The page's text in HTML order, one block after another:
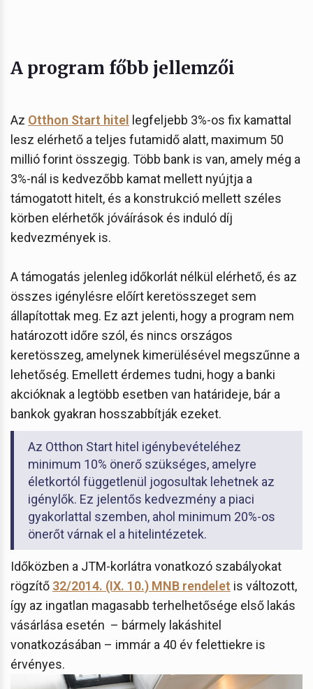
A program főbb jellemzői
Az Otthon Start hitel legfeljebb 3%-os fix kamattal
lesz elérhető a teljes futamidő alatt, maximum 50
millió forint összegig. Több bank is van, amely még a
3%-nál is kedvezőbb kamat mellett nyújtja a
támogatott hitelt, és a konstrukció mellett széles
körben elérhetők jóváírások és induló díj
kedvezmények is.
A támogatás jelenleg időkorlát nélkül elérhető, és az
összes igénylésre előírt keretösszeget sem
állapítottak meg. Ez azt jelenti, hogy a program nem
határozott időre szól, és nincs országos
keretösszeg, amelynek kimerülésével megszűnne a
lehetőség. Emellett érdemes tudni, hogy a banki
akcióknak a legtöbb esetben van határideje, bár a
bankok gyakran hosszabbítják ezeket.
Az Otthon Start hitel igénybevételéhez
minimum 10% önerő szükséges, amelyre
életkortól függetlenül jogosultak lehetnek az
igénylők. Ez jelentős kedvezmény a piaci
gyakorlattal szemben, ahol minimum 20%-os
önerőt várnak el a hitelintézetek.
Időközben a JTM-korlátra vonatkozó szabályokat
rögzítő 32/2014. (IX. 10.) MNB rendelet is változott,
így az ingatlan magasabb terhelhetősége első lakás
vásárlása esetén – bármely lakáshitel
vonatkozásában – immár a 40 év felettiekre is
érvényes.